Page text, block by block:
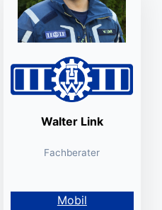
Walter Link
Fachberater
Mobil